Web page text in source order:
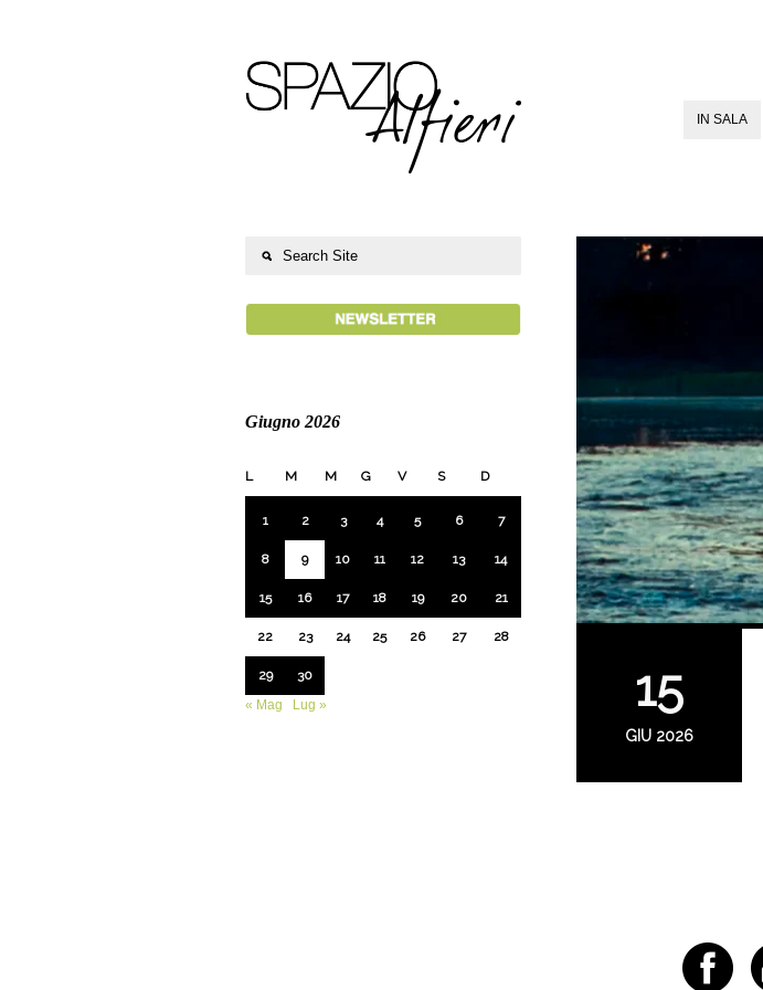
IN SALA
15
GIU 2026
Giugno 2026
L M M G V S D
1 2 3 4 5 6 7
8 9 10 11 12 13 14
15 16 17 18 19 20 21
22 23 24 25 26 27 28
29
30
« Mag
Lug »